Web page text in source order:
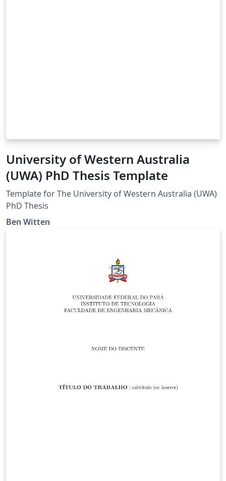
University of Western Australia
(UWA) PhD Thesis Template
Template for The University of Western Australia (UWA)
PhD Thesis
Ben Witten